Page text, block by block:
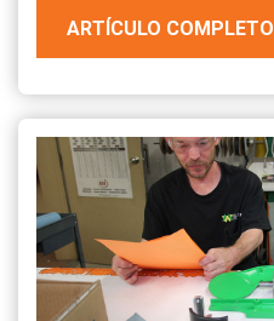
ARTÍCULO COMPLETO